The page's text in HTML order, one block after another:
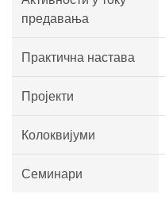
предавања
Практична настава
Пројекти
Колоквијуми
Семинари